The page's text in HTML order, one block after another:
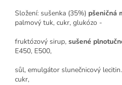
Složení: sušenka (35%) pšeničná
palmový tuk, cukr, glukózo -
fruktózový sirup, sušené
E450, E500,
sůl, emulgátor slunečnicový
cukr,